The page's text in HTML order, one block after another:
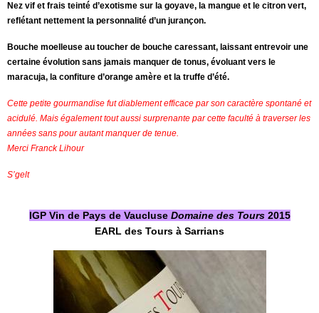
Nez vif et frais teinté d’exotisme sur la goyave, la mangue et le citron vert,
reflétant nettement la personnalité d’un jurançon.
Bouche moelleuse au toucher de bouche caressant, laissant entrevoir une
certaine évolution sans jamais manquer de tonus, évoluant vers le
maracuja, la confiture d’orange amère et la truffe d’été.
Cette petite gourmandise fut diablement efficace par son caractère spontané et
acidulé. Mais également tout aussi surprenante par cette faculté à traverser les
années sans pour autant manquer de tenue.
Merci Franck Lihour
S’gelt
IGP Vin de Pays de VaucluseDomaine des Tours2015
EARL des Tours à Sarrians